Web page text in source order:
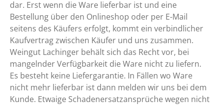
dar. Erst wenn die Ware lieferbar ist und eine
Bestellung über den Onlineshop oder per E-Mail
seitens des Käufers erfolgt, kommt ein verbindlicher
Kaufvertrag zwischen Käufer und uns zusammen.
Weingut Lachinger behält sich das Recht vor, bei
mangelnder Verfügbarkeit die Ware nicht zu liefern.
Es besteht keine Liefergarantie. In Fällen wo Ware
nicht mehr lieferbar ist dann melden wir uns bei dem
Kunde. Etwaige Schadenersatzansprüche wegen nicht